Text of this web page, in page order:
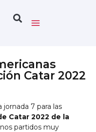
Catar 2022
jornada 7 para las
Catar 2022 de la
partidos muy